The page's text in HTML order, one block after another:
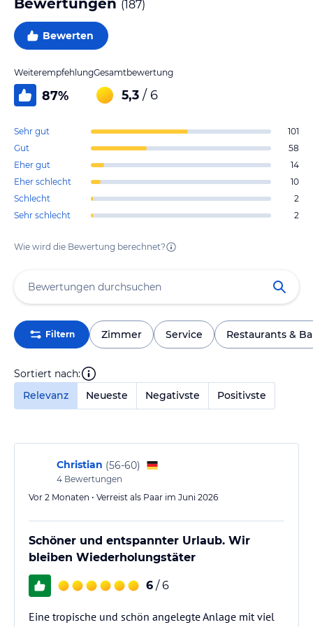
Bewertungen (187)
Bewerten
Weiterempfehlung
87%
Gesamtbewertung
5,3 / 6
Sehr gut
101
Gut
58
Eher gut
14
Eher schlecht
10
Schlecht
2
Sehr schlecht
2
Wie wird die Bewertung berechnet?
Filtern Zimmer Service Restaurants &
Sortiert nach:
Relevanz
Neueste Negativste Positivste
Christian (56-60)
4 Bewertungen
Vor 2 Monaten • Verreist als Paar im Juni 2026
Schöner und entspannter Urlaub. Wir
bleiben Wiederholungstäter
6 / 6
Eine tropische und schön angelegte Anlage mit viel